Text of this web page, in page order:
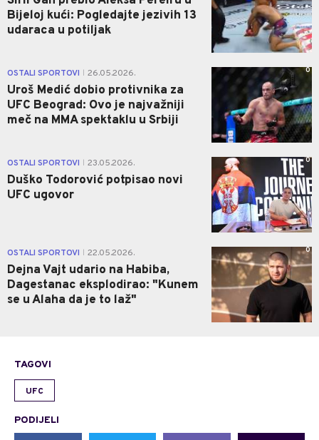
Bijeloj kući: Pogledajte jezivih 13
udaraca u potiljak
OSTALI SPORTOVI 26.05.2026.
Uroš Medić dobio protivnika za
UFC Beograd: Ovo je najvažniji
meč na MMA spektaklu u Srbiji
0
OSTALI SPORTOVI 23.05.2026.
Duško Todorović potpisao novi
UFC ugovor
0
OSTALI SPORTOVI 22.05.2026.
Dejna Vajt udario na Habiba,
Dagestanac eksplodirao: "Kunem
se u Alaha da je to laž"
0
TAGOVI
UFC
PODIJELI